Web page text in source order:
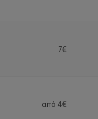
7€
από 4€